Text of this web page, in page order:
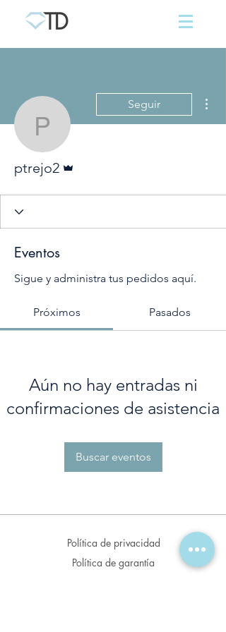
ptrejo2
Seguir
ptrejo2
Eventos
Sigue y administra tus pedidos aquí.
Próximos Pasados
Aún no hay entradas ni
confirmaciones de asistencia
Buscar eventos
Política de privacidad
Política de garantía